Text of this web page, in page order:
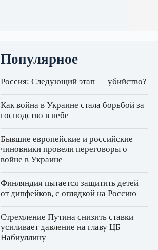
Популярное
Россия: Следующий этап — убийство?
Как война в Украине стала борьбой за
господство в небе
Бывшие европейские и российские
чиновники провели переговоры о
войне в Украине
Финляндия пытается защитить детей
от дипфейков, с оглядкой на Россию
Стремление Путина снизить ставки
усиливает давление на главу ЦБ
Набиуллину